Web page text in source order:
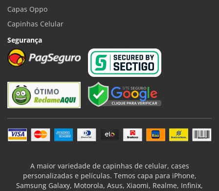
Capas Oppo
Capinhas Celular
Segurança
A maior variedade de capinhas de celular, cases
personalizadas e películas. Temos capa para iPhone,
Samsung Galaxy, Motorola, Asus, Xiaomi, Realme, Infinix,